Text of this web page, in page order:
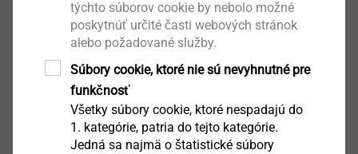
Zobrazit výrobek
Iso-Bar ECO
týchto súborov cookie by nebolo možné
poskytnúť určité časti webových stránok
alebo požadované služby.
Súbory cookie, ktoré nie sú nevyhnutné pre
funkčnosť
Všetky súbory cookie, ktoré nespadajú do
1. kategórie, patria do tejto kategórie.
Jedná sa najmä o štatistické súbory